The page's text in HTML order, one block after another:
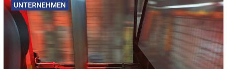
UNTERNEHMEN